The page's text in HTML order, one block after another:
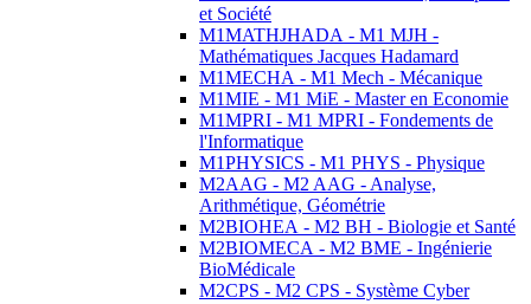
et Société
M1MATHJHADA - M1 MJH -
Mathématiques Jacques Hadamard
M1MECHA - M1 Mech - Mécanique
M1MIE - M1 MiE - Master en Economie
M1MPRI - M1 MPRI - Fondements de
l'Informatique
M1PHYSICS - M1 PHYS - Physique
M2AAG - M2 AAG - Analyse,
Arithmétique, Géométrie
M2BIOHEA - M2 BH - Biologie et Santé
M2BIOMECA - M2 BME - Ingénierie
BioMédicale
M2CPS - M2 CPS - Système Cyber